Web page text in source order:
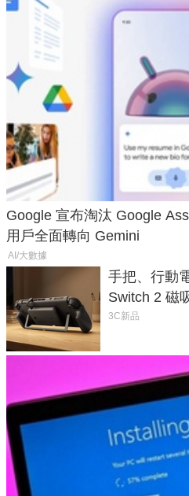
Google 宣布淘汰 Google
用戶全面轉向 Gemini
AI/大數據
手把、行動
Switch 2 磁
延長 1.5 倍
3C新品